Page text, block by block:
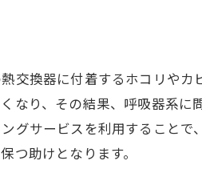
交換器に付着するホコリやカ
なり、その結果、呼吸器系に
グサービスを利用することで
つ助けとなります。